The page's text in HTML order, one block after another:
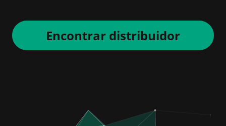
Encontrar distribuidor